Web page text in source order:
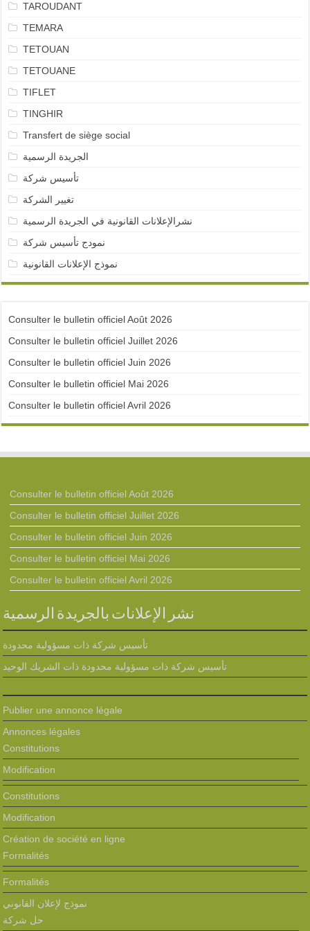
TAROUDANT
TEMARA
TETOUAN
TETOUANE
TIFLET
TINGHIR
Transfert de siège social
الجريدة الرسمية
تأسيس شركة
تغيير الشركة
نشرالإعلانات القانونية في الجريدة الرسمية
نمودج تأسيس شركة
نموذج الإعلانات القانونية
Consulter le bulletin officiel Août 2026
Consulter le bulletin officiel Juillet 2026
Consulter le bulletin officiel Juin 2026
Consulter le bulletin officiel Mai 2026
Consulter le bulletin officiel Avril 2026
Consulter le bulletin officiel Août 2026
Consulter le bulletin officiel Juillet 2026
Consulter le bulletin officiel Juin 2026
Consulter le bulletin officiel Mai 2026
Consulter le bulletin officiel Avril 2026
نشر الإعلانات بالجريدة الرسمية
تأسيس شركة ذات مسؤولية محدودة
تأسيس شركة ذات مسؤولية محدودة ذات الشريك الوحيد
Publier une annonce légale
Annonces légales
Constitutions
Modification
Constitutions
Modification
Création de société en ligne
Formalités
Formalités
نموذج لإعلان القانوني
حل شركة